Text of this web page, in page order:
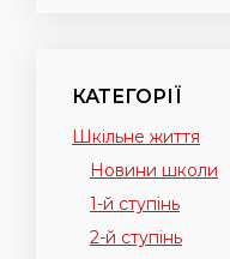
КАТЕГОРІЇ
Шкільне життя
Новини школи
1-й ступінь
2-й ступінь